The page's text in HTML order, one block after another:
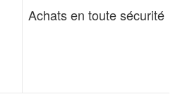
Achats en toute sécurité